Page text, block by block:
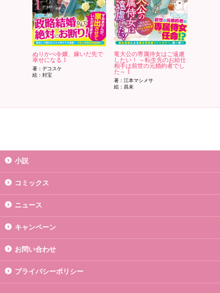
ぬりかべ令嬢、嫁いだ先で
幸せになる 1
著：デコスケ
絵：封宝
竜大公の専属侍女はご遠慮
したい！ ～転生先のお給仕
相手は前世の元婚約者でし
た～ 1
著：江本マシメサ
絵：昌未
小説
コミックス
ニュース
キャンペーン
お問い合わせ
プライバシーポリシー